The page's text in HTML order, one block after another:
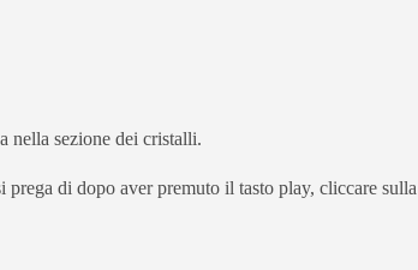
nella sezione dei cristalli.
di dopo aver premuto il tasto play, cliccare